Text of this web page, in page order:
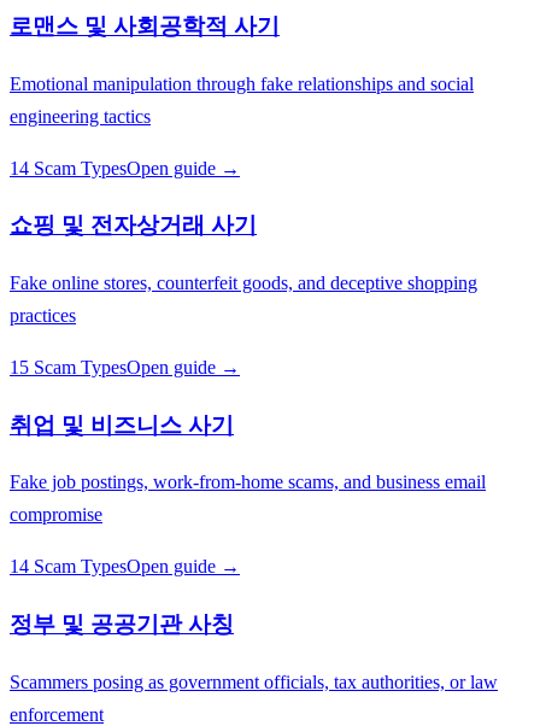
로맨스 및 사회공학적 사기
Emotional manipulation through fake relationships and social
engineering tactics
14 Scam TypesOpen guide →
쇼핑 및 전자상거래 사기
Fake online stores, counterfeit goods, and deceptive shopping
practices
15 Scam TypesOpen guide →
취업 및 비즈니스 사기
Fake job postings, work-from-home scams, and business email
compromise
14 Scam TypesOpen guide →
정부 및 공공기관 사칭
Scammers posing as government officials, tax authorities, or law
enforcement